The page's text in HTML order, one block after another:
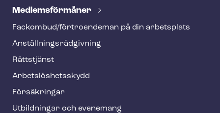
e
f
o
o
t
e
Med­lems­för­må­ner
Fackombud/förtroendeman på din arbetsplats
An­ställ­nings­råd­giv­ning
Rättstjänst
Ar­bets­lös­hets­skydd
Försäkringar
Utbildningar och evenemang